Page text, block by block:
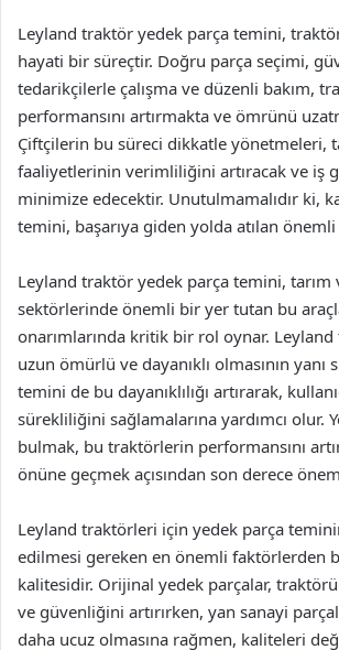
Leyland traktör yedek parça temini,
hayati bir süreçtir. Doğru parça seçimi,
tedarikçilerle çalışma ve düzenli bakım,
performansını artırmakta ve ömrünü
Çiftçilerin bu süreci dikkatle yönetmeleri,
faaliyetlerinin verimliliğini artıracak ve iş
minimize edecektir. Unutulmamalıdır ki,
temini, başarıya giden yolda atılan önemli
Leyland traktör yedek parça temini, tarım
sektörlerinde önemli bir yer tutan bu
onarımlarında kritik bir rol oynar.
uzun ömürlü ve dayanıklı olmasının yanı
temini de bu dayanıklılığı artırarak,
sürekliliğini sağlamalarına yardımcı olur.
bulmak, bu traktörlerin performansını
önüne geçmek açısından son derece
Leyland traktörleri için yedek parça
edilmesi gereken en önemli faktörlerden
kalitesidir. Orijinal yedek parçalar,
ve güvenliğini artırırken, yan sanayi
daha ucuz olmasına rağmen, kaliteleri